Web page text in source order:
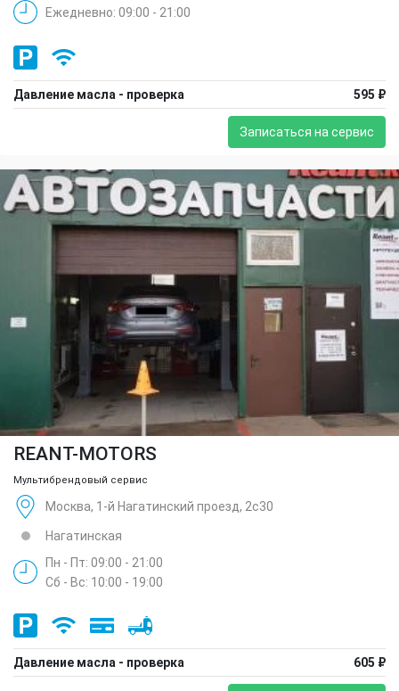
Ежедневно: 09:00 - 21:00
Давление масла - проверка 595 ₽
Записаться на сервис
REANT-MOTORS
Мультибрендовый сервис
Москва, 1-й Нагатинский проезд, 2с30
Нагатинская
Пн - Пт: 09:00 - 21:00
Сб - Вс: 10:00 - 19:00
Давление масла - проверка 605 ₽